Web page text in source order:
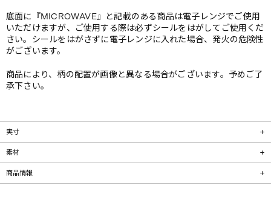
底面に『MICROWAVE』と記載のある商品は電子レンジでご使用
いただけますが、ご使用する際は必ずシールをはがしてご使用くだ
さい。シールをはがさずに電子レンジに入れた場合、発火の危険性
がございます。
商品により、柄の配置が画像と異なる場合がございます。予めご了
承下さい。
実寸
素材
商品情報